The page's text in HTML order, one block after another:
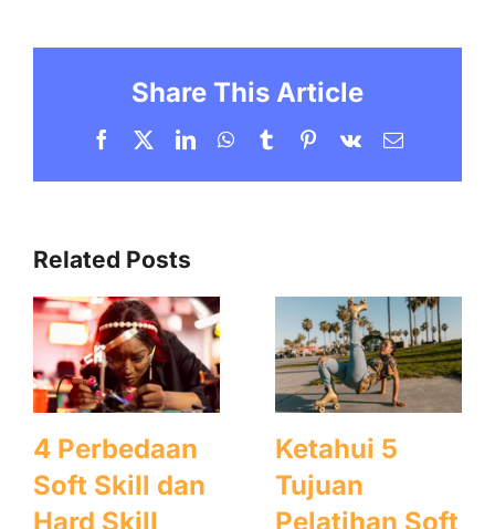
Share This Article
Facebook LinkedInWhatsApp
TumblrPinterest
Vk Email
Related Posts
4 Perbedaan
Soft Skill dan
Hard Skill
Ketahui 5
Tujuan
Pelatihan Soft